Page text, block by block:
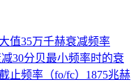
值35万千赫衰减频率
30分贝最小频率时的衰
止频率（fo/fc）1875兆赫